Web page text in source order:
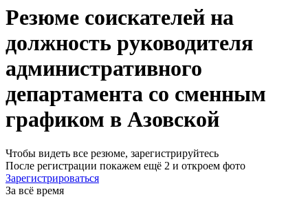
Резюме соискателей на
должность руководителя
административного
департамента со сменным
графиком в Азовской
Чтобы видеть все резюме, зарегистрируйтесь
После регистрации покажем ещё 2 и откроем фото
Зарегистрироваться
За всё время